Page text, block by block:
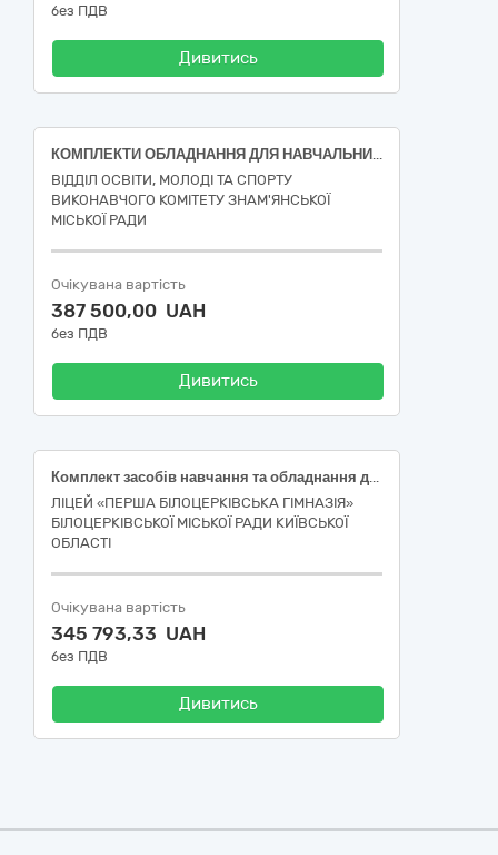
без ПДВ
Дивитись
КОМПЛЕКТИ ОБЛАДНАННЯ ДЛЯ НАВЧАЛЬНИХ КАБІНЕТІВ ФІЗИКИ, ХІМІЇ, БІОЛОГІЇ
ВІДДІЛ ОСВІТИ, МОЛОДІ ТА СПОРТУ
ВИКОНАВЧОГО КОМІТЕТУ ЗНАМ'ЯНСЬКОЇ
МІСЬКОЇ РАДИ
Очікувана вартість
387 500,00 UAH
без ПДВ
Дивитись
Комплект засобів навчання та обладнання для кабінету фізики НУШ
ЛІЦЕЙ «ПЕРША БІЛОЦЕРКІВСЬКА ГІМНАЗІЯ»
БІЛОЦЕРКІВСЬКОЇ МІСЬКОЇ РАДИ КИЇВСЬКОЇ
ОБЛАСТІ
Очікувана вартість
345 793,33 UAH
без ПДВ
Дивитись